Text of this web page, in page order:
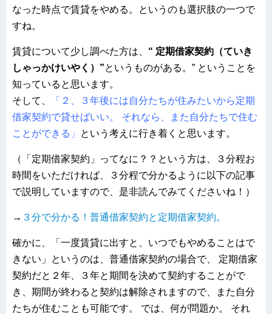
なった時点で賃貸をやめる。というのも選択肢の一つで
すね。
賃貸について少し調べた方は、 “ 定期借家契約（ていき
しゃっかけいやく）”というものがある。” ということを
知っていると思います。
そして、
「２、３年後には自分たちが住みたいから定期
借家契約で貸せばいい。 それなら、また自分たちで住む
ことができる」
という考えに行き着くと思います。
（「定期借家契約」ってなに？？という方は、３分程お
時間をいただければ、３分程で分かるように以下の記事
で説明していますので、是非読んでみてくださいね！）
→ ３分で分かる！普通借家契約と定期借家契約。
確かに、「一度賃貸に出すと、いつでもやめることはで
きない」というのは、普通借家契約の場合で、 定期借家
契約だと２年、３年と期間を決めて契約することがで
き、期間が終わると契約は解除されますので、また自分
たちが住むことも可能です。 では、何が問題か。 それ